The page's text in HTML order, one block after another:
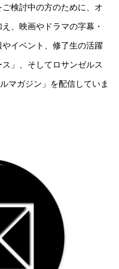
検討中の方のために、オ
、映画やドラマの字幕・
イベント、修了生の活躍
」、そしてロサンゼルス
マガジン」を配信していま